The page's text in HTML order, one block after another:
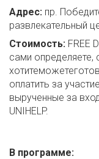
Адрес: пр.
развлекательный
Стоимость: FREE
сами определяете,
оплатить за
вырученные за
UNIHELP.
В программе: